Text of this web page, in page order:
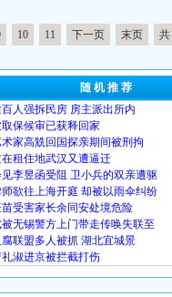
10 11 下一页 末页 共
随 机 推 荐
人强拆民房 房主派出所内
保候审已获释回家
家高兟回国探亲期间被刑拘
租住地武汉又遭逼迁
李昱函受阻 卫小兵的双亲遭驱
欲往上海开庭 却被以雨伞纠纷
苗受害家长余同安处境危险
无锡警方上门带走传唤失联至
联盟多人被抓 湖北宜城景
淑进京被拦截打伤